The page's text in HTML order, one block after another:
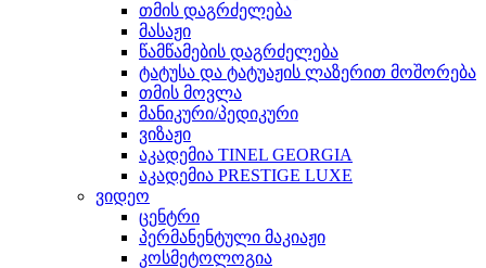
თმის დაგრძელება
მასაჟი
წამწამების დაგრძელება
ტატუსა და ტატუაჟის ლაზერით მოშორება
თმის მოვლა
მანიკური/პედიკური
ვიზაჟი
აკადემია TINEL GEORGIA
აკადემია PRESTIGE LUXE
ვიდეო
ცენტრი
პერმანენტული მაკიაჟი
კოსმეტოლოგია